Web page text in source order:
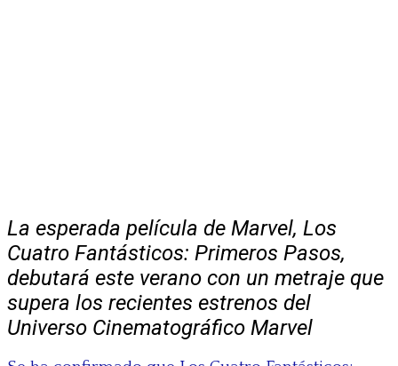
La esperada película de Marvel, Los
Cuatro Fantásticos: Primeros Pasos,
debutará este verano con un metraje que
supera los recientes estrenos del
Universo Cinematográfico Marvel